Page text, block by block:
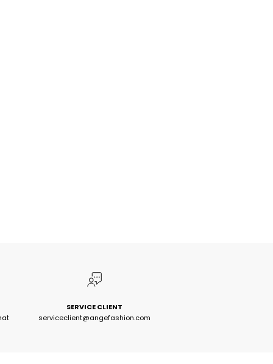
SERVICE CLIENT
serviceclient@angefashion.com